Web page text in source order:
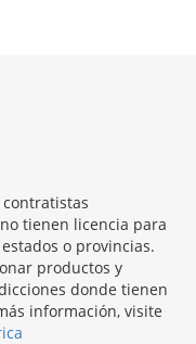
tienen licencia para
o provincias.
productos y
donde tienen
información, visite